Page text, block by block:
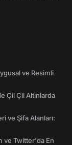
ve Resimli
Çil Çil Altınlarda
ve Şifa Alanları:
ve Twitter'da En